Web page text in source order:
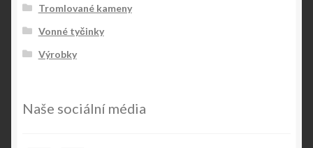
Tromlované kameny
Vonné tyčinky
Výrobky
Naše sociální média